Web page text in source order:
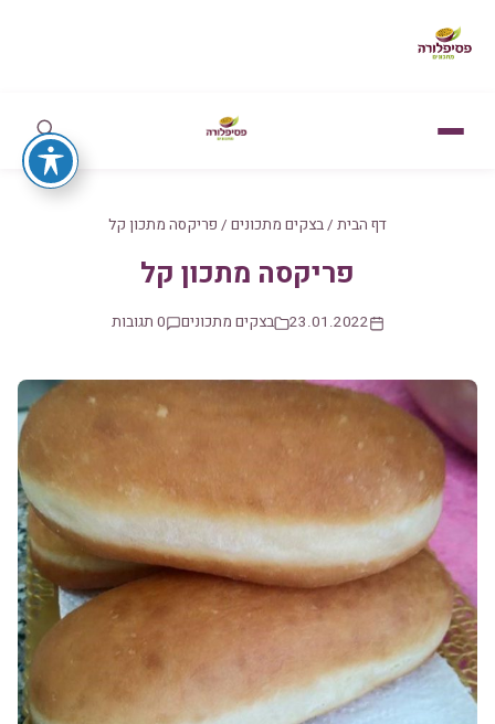
דף הבית /בצקים מתכונים / פריקסה מתכון קל
פריקסה מתכון קל
23.01.2022 בצקים מתכונים 0 תגובות